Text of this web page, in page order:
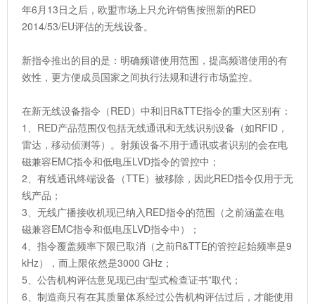
年6月13日之后，欧盟市场上只允许销售按照新的RED
2014/53/EU评估的无线设备。
新指令推出的目的是：明确频谱使用范围，提高频谱使用的有
效性，更方便成员国家之间执行法规和进行市场监控。
在新无线设备指令（RED）中和旧R&TTE指令的重大区别有：
1、RED产品范围仅包括无线通讯和无线识别设备（如RFID，
雷达，移动侦测等）。射频设备不用于通讯或者识别的会在电
磁兼容EMC指令和低电压LVD指令的管控中；
2、有线通讯终端设备（TTE）被移除，因此RED指令仅用于无
线产品；
3、无线广播接收机现已纳入RED指令的范围（之前涵盖在电
磁兼容EMC指令和低电压LVD指令中）；
4、指令覆盖频率下限已取消（之前R&TTE的管控起始频率是9
kHz），而上限依然是3000 GHz；
5、公告机构评估意见现已由“型式检查证书”取代；
6、制造商只有在其质量体系经过公告机构评估过后，才能使用